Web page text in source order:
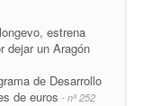
estrena
dejar un Aragón
de Desarrollo
de euros - nº 252